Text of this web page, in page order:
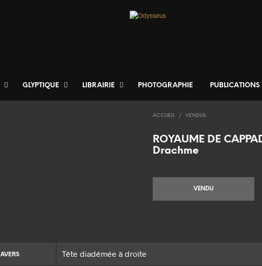
GLYPTIQUE LIBRAIRIE PHOTOGRAPHIE PUBLICATIONS
ACCUEIL / VENDUS
ROYAUME DE
Drachme
VENDU
AVERS Tête diadémée à droite